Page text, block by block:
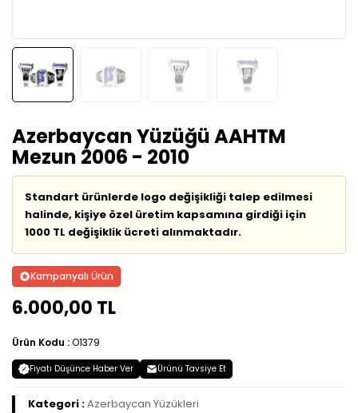
Azerbaycan Yüzüğü AAHTM
Mezun 2006 - 2010
Standart ürünlerde logo değişikliği talep edilmesi
halinde, kişiye özel üretim kapsamına girdiği için
1000 TL değişiklik ücreti alınmaktadır.
Kampanyalı Ürün
6.000,00 TL
Ürün Kodu :O1379
Fiyatı Düşünce Haber Ver Ürünü Tavsiye Et
Kategori :Azerbaycan Yüzükleri